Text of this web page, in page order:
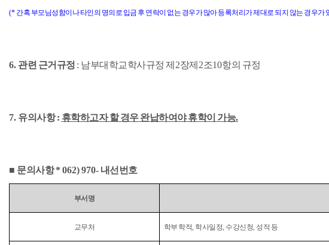
(* 간혹 부모님성함이나 타인의 명의로 입금 후 연락이 없는 경우가 많아 등록처리가 제대로 되지 않는 경우
6. 관련 근거규정 : 남부대학교학사규정 제 2장제 2조10항의 규정
7. 유의사항: 휴학하고자 할 경우 완납하여야 휴학이 가능.
■ 문의사항* 062) 970- 내선번호
부서명
교무처 학부 학적 학사일정 수강신청 성적 등